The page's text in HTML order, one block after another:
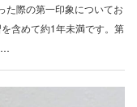
た際の第一印象についてお
含めて約1年未満です。第
…